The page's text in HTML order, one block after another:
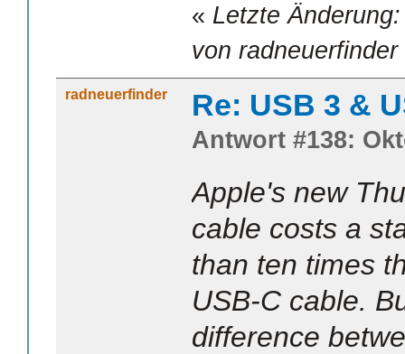
« Letzte
von radneuerfinder
radneuerfinder Re: USB 3 &
Antwort #138:
Apple's new
cable costs a
than ten times
USB-C cable.
difference